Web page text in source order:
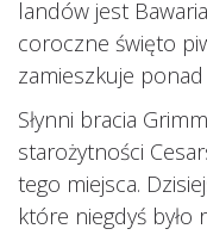
landów jest
coroczne święto
zamieszkuje
Słynni bracia
starożytności
tego miejsca.
które niegdyś było